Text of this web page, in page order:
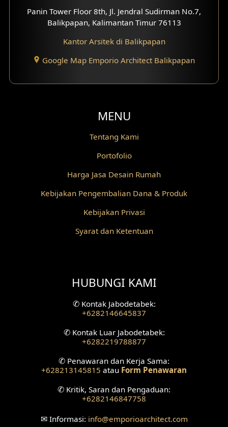
Desain Pantry
Desain Koridor
Desain Split Level
Desain Wallpanel
Desain Wallpaper
Desain Grill Kayu
Desain Railing
Desain Fasad Depan
Desain Ruang Studio Musik
Desain Rumah American Style
Fasad Rumah American Style
Panin Tower Floor 8th, Jl. Jendral Sudirman No.7,
Balikpapan, Kalimantan Timur 76113
Kantor Arsitek di Balikpapan
Google Map Emporio Architect Balikpapan
MENU
Tentang Kami
Portofolio
Harga Jasa Desain Rumah
Kebijakan Pengembalian Dana & Produk
Kebijakan Privasi
Syarat dan Ketentuan
HUBUNGI KAMI
✆Kontak Jabodetabek:
+6282146645837
✆Kontak Luar Jabodetabek:
+6282219788877
✆ Penawaran dan Kerja Sama:
+628213145815 atau Form Penawaran
✆ Kritik, Saran dan Pengaduan:
+6282146847758
✉Informasi: info@emporioarchitect.com